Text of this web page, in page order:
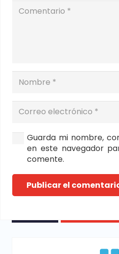
Guarda mi nombre,
en este navegador
comente.
Publicar el